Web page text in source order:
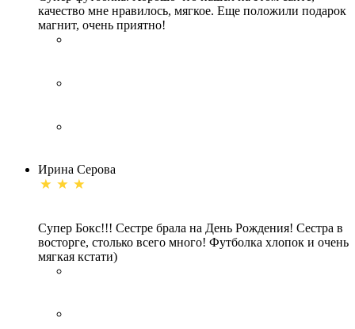
качество мне нравилось, мягкое. Еще положили подарок
магнит, очень приятно!
Ирина Серова
Супер Бокс!!! Сестре брала на День Рождения! Сестра в
восторге, столько всего много! Футболка хлопок и очень
мягкая кстати)